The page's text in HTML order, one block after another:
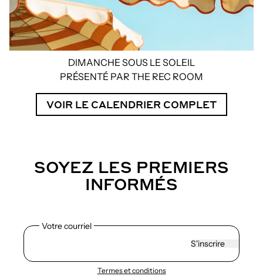
DIMANCHE SOUS LE SOLEIL
PRÉSENTÉ PAR THE REC ROOM
VOIR LE CALENDRIER COMPLET
SOYEZ LES PREMIERS
INFORMÉS
Votre courriel
S'inscrire
Termes et conditions